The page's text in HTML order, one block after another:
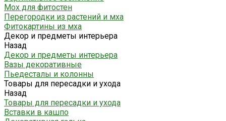
Мох для фитостен
Перегородки из растений и мха
Фитокартины из мха
Декор и предметы интерьера
Назад
Декор и предметы интерьера
Вазы декоративные
Пьедесталы и колонны
Товары для пересадки и ухода
Назад
Товары для пересадки и ухода
Вставки в кашпо